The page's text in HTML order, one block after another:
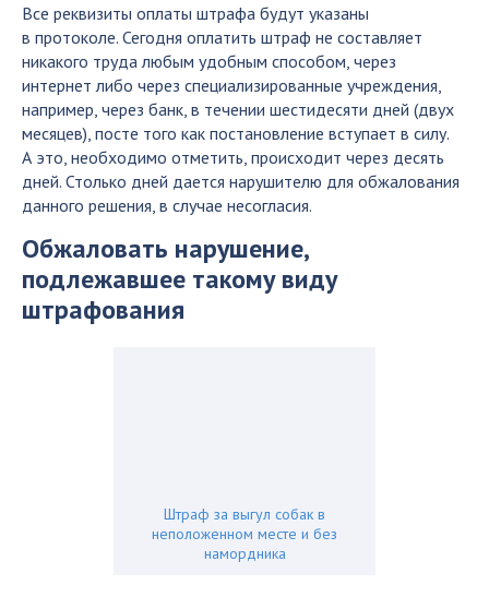
Все реквизиты оплаты штрафа будут указаны
в протоколе. Сегодня оплатить штраф не составляет
никакого труда любым удобным способом, через
интернет либо через специализированные учреждения,
например, через банк, в течении шестидесяти дней (двух
месяцев), посте того как постановление вступает в силу.
А это, необходимо отметить, происходит через десять
дней. Столько дней дается нарушителю для обжалования
данного решения, в случае несогласия.
Обжаловать нарушение,
подлежавшее такому виду
штрафования
Штраф за выгул собак в
неположенном месте и без
намордника